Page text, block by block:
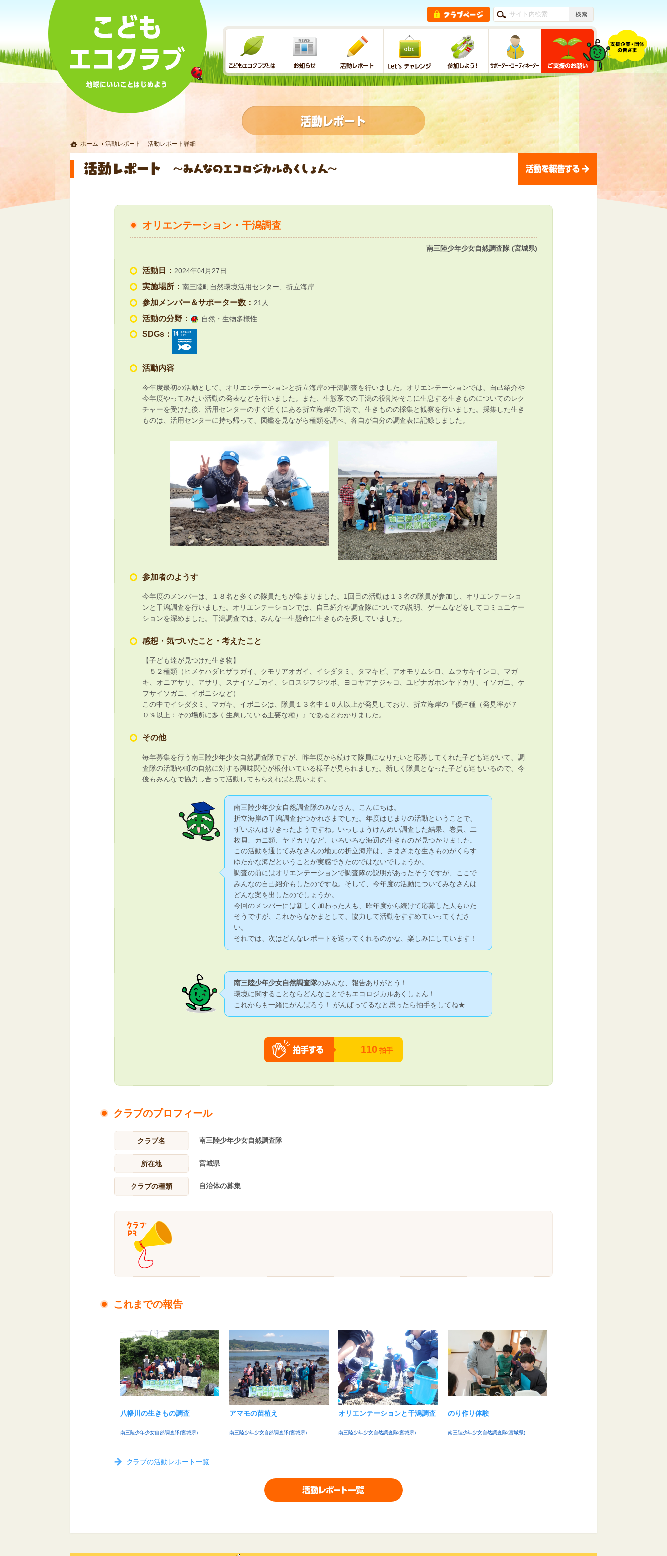
ホーム 活動レポート 活動レポート詳細
オリエンテーション・干潟調査
南三陸少年少女自然調査隊 (宮城県)
活動日： 2024年04月27日
実施場所： 南三陸町自然環境活用センター、折立海岸
参加メンバー＆サポーター数： 21人
活動の分野： 自然・生物多様性
SDGs：
活動内容
今年度最初の活動として、オリエンテーションと折立海岸の干潟調査を行いました。オリエンテーションでは、自己紹介や
今年度やってみたい活動の発表などを行いました。また、生態系での干潟の役割やそこに生息する生きものについてのレク
チャーを受けた後、活用センターのすぐ近くにある折立海岸の干潟で、生きものの採集と観察を行いました。採集した生き
ものは、活用センターに持ち帰って、図鑑を見ながら種類を調べ、各自が自分の調査表に記録しました。
参加者のようす
今年度のメンバーは、１８名と多くの隊員たちが集まりました。1回目の活動は１３名の隊員が参加し、オリエンテーショ
ンと干潟調査を行いました。オリエンテーションでは、自己紹介や調査隊についての説明、ゲームなどをしてコミュニケー
ションを深めました。干潟調査では、みんな一生懸命に生きものを探していました。
感想・気づいたこと・考えたこと
【子ども達が見つけた生き物】
５２種類（ヒメケハダヒザラガイ、クモリアオガイ、イシダタミ、タマキビ、アオモリムシロ、ムラサキインコ、マガ
キ、オニアサリ、アサリ、スナイソゴカイ、シロスジフジツボ、ヨコヤアナジャコ、ユビナガホンヤドカリ、イソガニ、ケ
フサイソガニ、イボニシなど）
この中でイシダタミ、マガキ、イボニシは、隊員１３名中１０人以上が発見しており、折立海岸の『優占種（発見率が７
０％以上：その場所に多く生息している主要な種）』であるとわかりました。
その他
毎年募集を行う南三陸少年少女自然調査隊ですが、昨年度から続けて隊員になりたいと応募してくれた子ども達がいて、調
査隊の活動や町の自然に対する興味関心が根付いている様子が見られました。新しく隊員となった子ども達もいるので、今
後もみんなで協力し合って活動してもらえればと思います。
南三陸少年少女自然調査隊のみなさん、こんにちは。
折立海岸の干潟調査おつかれさまでした。年度はじまりの活動ということで、
ずいぶんはりきったようですね。いっしょうけんめい調査した結果、巻貝、二
枚貝、カニ類、ヤドカリなど、いろいろな海辺の生きものが見つかりました。
この活動を通じてみなさんの地元の折立海岸は、さまざまな生きものがくらす
ゆたかな海だということが実感できたのではないでしょうか。
調査の前にはオリエンテーションで調査隊の説明があったそうですが、ここで
みんなの自己紹介もしたのですね。そして、今年度の活動についてみなさんは
どんな案を出したのでしょうか。
今回のメンバーには新しく加わった人も、昨年度から続けて応募した人もいた
そうですが、これからなかまとして、協力して活動をすすめていってくださ
い。
それでは、次はどんなレポートを送ってくれるのかな、楽しみにしています！
南三陸少年少女自然調査隊のみんな、報告ありがとう！
環境に関することならどんなことでもエコロジカルあくしょん！
これからも一緒にがんばろう！ がんばってるなと思ったら拍手をしてね★
110 拍手
クラブのプロフィール
クラブ名 南三陸少年少女自然調査隊
所在地 宮城県
クラブの種類 自治体の募集
これまでの報告
八幡川の生きもの調査
南三陸少年少女自然調査隊(宮城県)
アマモの苗植え
南三陸少年少女自然調査隊(宮城県)
オリエンテーションと干潟調査
南三陸少年少女自然調査隊(宮城県)
のり作り体験
南三陸少年少女自然調査隊(宮城県)
クラブの活動レポート一覧